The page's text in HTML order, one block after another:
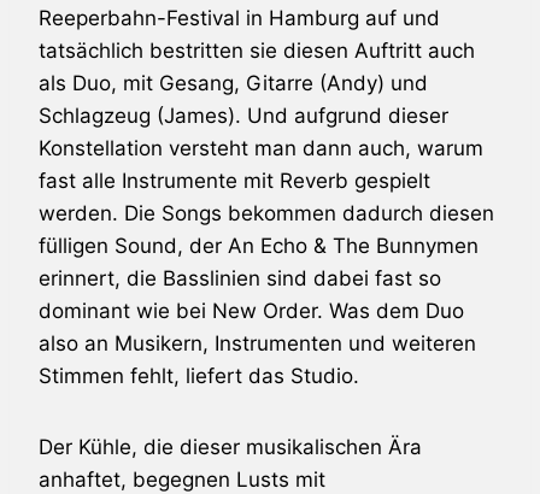
Reeperbahn-Festival in Hamburg auf und
tatsächlich bestritten sie diesen Auftritt auch
als Duo, mit Gesang, Gitarre (Andy) und
Schlagzeug (James). Und aufgrund dieser
Konstellation versteht man dann auch, warum
fast alle Instrumente mit Reverb gespielt
werden. Die Songs bekommen dadurch diesen
fülligen Sound, der An Echo & The Bunnymen
erinnert, die Basslinien sind dabei fast so
dominant wie bei New Order. Was dem Duo
also an Musikern, Instrumenten und weiteren
Stimmen fehlt, liefert das Studio.
Der Kühle, die dieser musikalischen Ära
anhaftet, begegnen Lusts mit